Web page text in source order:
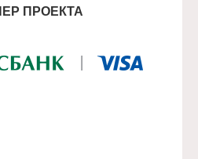
ПРОЕКТА